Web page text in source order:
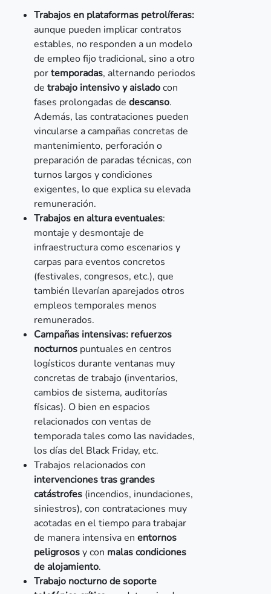
Trabajos en plataformas petrolíferas:
aunque pueden implicar contratos
estables, no responden a un modelo
de empleo fijo tradicional, sino a otro
portemporadas, alternando periodos
de trabajo intensivo y aisladocon
fases prolongadas de descanso.
Además, las contrataciones pueden
vincularse a campañas concretas de
mantenimiento, perforación o
preparación de paradas técnicas, con
turnos largos y condiciones
exigentes, lo que explica su elevada
remuneración.
Trabajos en altura eventuales:
montaje y desmontaje de
infraestructura como escenarios y
carpas para eventos concretos
(festivales, congresos, etc.), que
también llevarían aparejados otros
empleos temporales menos
remunerados.
Campañas intensivas: refuerzos
nocturnos puntuales en centros
logísticos durante ventanas muy
concretas de trabajo (inventarios,
cambios de sistema, auditorías
físicas). O bien en espacios
relacionados con ventas de
temporada tales como las navidades,
los días del Black Friday, etc.
Trabajos relacionados con
intervenciones tras grandes
catástrofes (incendios, inundaciones,
siniestros), con contrataciones muy
acotadas en el tiempo para trabajar
de manera intensiva en entornos
peligrososy con malas condiciones
de alojamiento.
Trabajo nocturno de soporte